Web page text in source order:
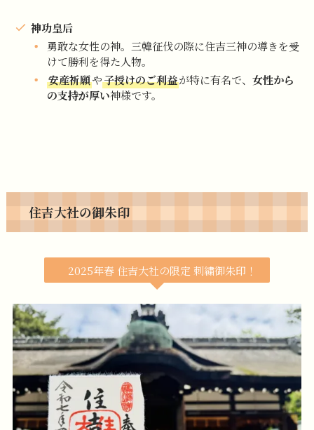
神功皇后
勇敢な女性の神。三韓征伐の際に住吉三神の導きを受
けて勝利を得た人物。
安産祈願や子授けのご利益が特に有名で、 女性から
の支持が厚い神様です。
住吉大社の御朱印
2025年春 住吉大社の限定 刺繍御朱印！